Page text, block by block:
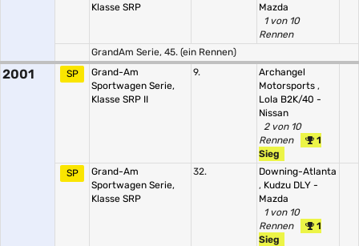
Klasse SRP
Mazda
1 von 10
Rennen
GrandAm Serie, 45. (ein Rennen)
2001 SP
Grand-Am
Sportwagen Serie,
Klasse SRP II
9.
Archangel
Motorsports ,
Lola B2K/40 -
Nissan
2 von 10
Rennen
1
Sieg
SP
Grand-Am
Sportwagen Serie,
Klasse SRP
32.
Downing-Atlanta
, Kudzu DLY -
Mazda
1 von 10
Rennen
1
Sieg